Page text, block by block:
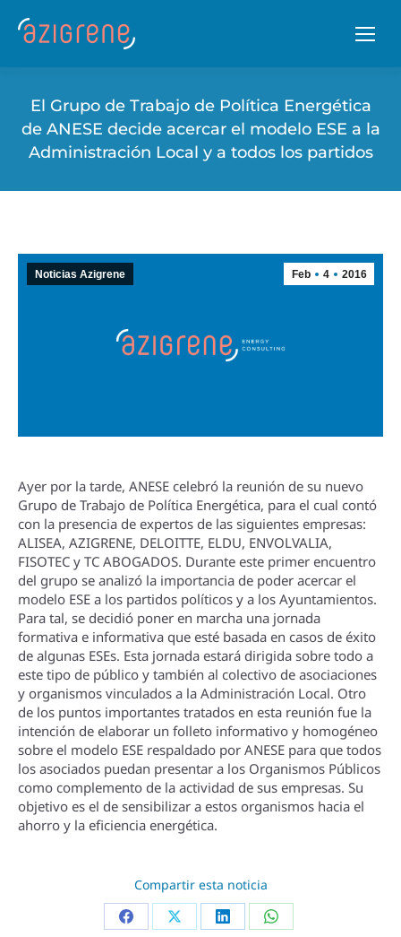
El Grupo de Trabajo de Polí­tica Energética
de ANESE decide acercar el modelo ESE a la
Administración Local y a todos los partidos
Feb 4 2016
Noticias Azigrene
Ayer por la tarde, ANESE celebró la reunión de su nuevo
Grupo de Trabajo de Polí­tica Energética, para el cual contó
con la presencia de expertos de las siguientes empresas:
ALISEA, AZIGRENE, DELOITTE, ELDU, ENVOLVALIA,
FISOTEC y TC ABOGADOS. Durante este primer encuentro
del grupo se analizó la importancia de poder acercar el
modelo ESE a los partidos polí­ticos y a los Ayuntamientos.
Para tal, se decidió poner en marcha una jornada
formativa e informativa que esté basada en casos de éxito
de algunas ESEs. Esta jornada estará dirigida sobre todo a
este tipo de público y también al colectivo de asociaciones
y organismos vinculados a la Administración Local. Otro
de los puntos importantes tratados en esta reunión fue la
intención de elaborar un folleto informativo y homogéneo
sobre el modelo ESE respaldado por ANESE para que todos
los asociados puedan presentar a los Organismos Públicos
como complemento de la actividad de sus empresas. Su
objetivo es el de sensibilizar a estos organismos hacia el
ahorro y la eficiencia energética.
Compartir esta noticia